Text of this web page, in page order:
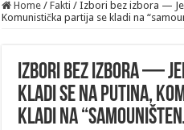
Home / Fakti / Izbori bez izbora —
Komunistička partija se kladi na
Izbori bez izbora —
kladi se na Putina,
kladi na